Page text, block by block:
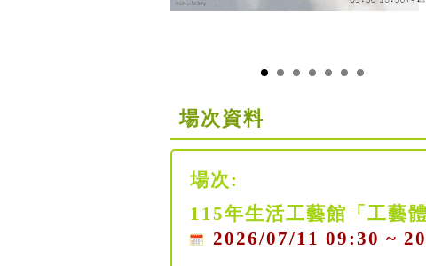
場次資料
場次:
115年生活工藝館「工藝
2026/07/11 09:30 ~